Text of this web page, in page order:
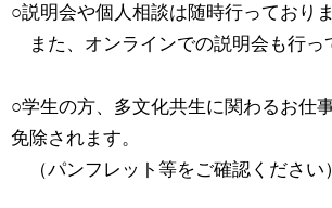
○説明会や個人相談は随時行っておりま
また、オンラインでの説明会も行っ
○学生の方、多文化共生に関わるお仕
免除されます。
（パンフレット等をご確認ください）